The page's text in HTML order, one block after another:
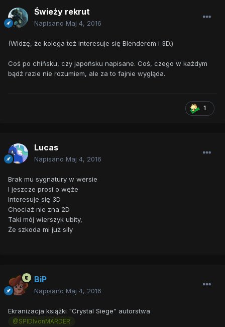
Świeży rekrut
Napisano Maj 4, 2016
(Widzę, że kolega też interesuje się Blenderem i 3D.)
Coś po chińsku, czy japońsku napisane. Coś, czego w każdym
bądź razie nie rozumiem, ale za to fajnie wygląda.
1
Lucas
Napisano Maj 4, 2016
Brak mu sygnatury w wersie
I jeszcze prosi o węże
Interesuje się 3D
Chociaż nie zna 2D
Taki mój wierszyk ubity,
Że szkoda mi już siły
BiP
Napisano Maj 4, 2016
Ekranizacja książki "Crystal Siege" autorstwa
@SPIDIvonMARDER